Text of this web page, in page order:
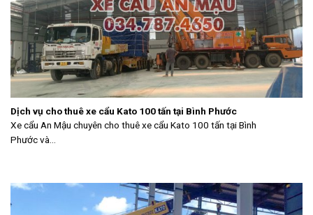
Dịch vụ cho thuê xe cẩu Kato 100 tấn tại Bình Phước
Xe cẩu An Mậu chuyên cho thuê xe cẩu Kato 100 tấn tại Bình
Phước và...